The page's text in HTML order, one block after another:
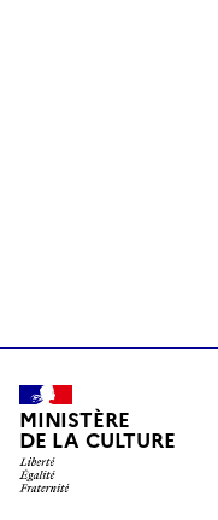
MINISTÈRE
DE LA CULTURE